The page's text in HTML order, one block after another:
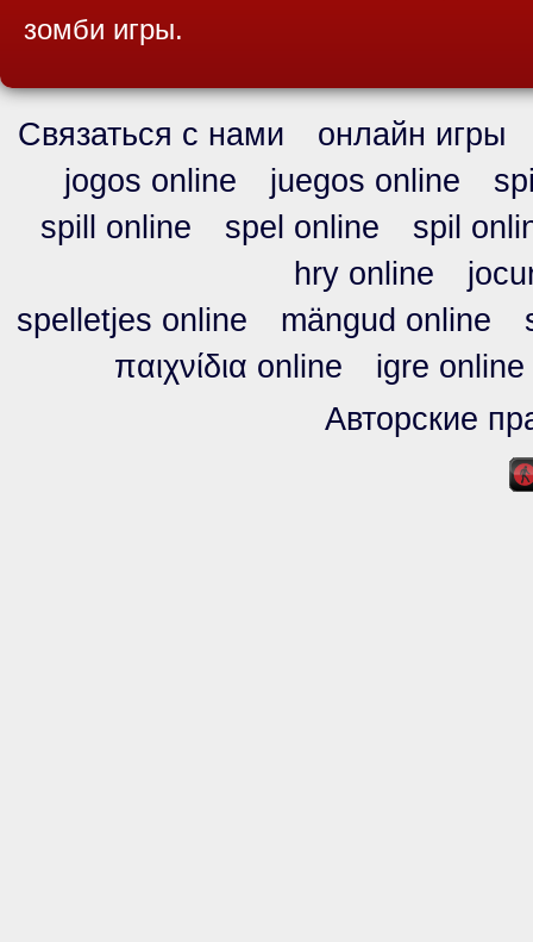
зомби игры.
Связаться с нами
онлайн игры
jogos online
juegos online
spill online
spel online
spil
hry online
spelletjes online
mängud online
παιχνίδια online
igre online
Авторские